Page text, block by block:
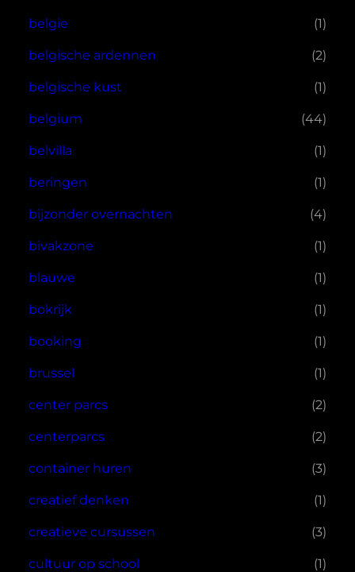
belgie (1)
belgische ardennen (2)
belgische kust (1)
belgium (44)
belvilla (1)
beringen (1)
bijzonder overnachten (4)
bivakzone (1)
blauwe (1)
bokrijk (1)
booking (1)
brussel (1)
center parcs (2)
centerparcs (2)
container huren (3)
creatief denken (1)
creatieve cursussen (3)
cultuur op school (1)